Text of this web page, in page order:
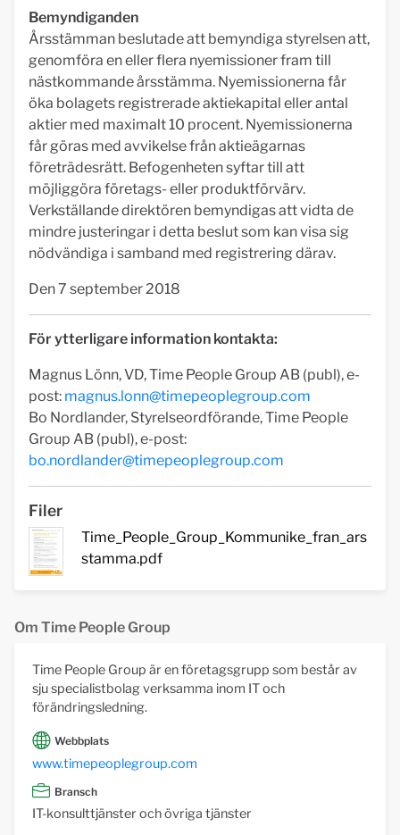
Bemyndiganden
Årsstämman beslutade att bemyndiga styrelsen att,
genomföra en eller flera nyemissioner fram till
nästkommande årsstämma. Nyemissionerna får
öka bolagets registrerade aktiekapital eller antal
aktier med maximalt 10 procent. Nyemissionerna
får göras med avvikelse från aktieägarnas
företrädesrätt. Befogenheten syftar till att
möjliggöra företags- eller produktförvärv.
Verkställande direktören bemyndigas att vidta de
mindre justeringar i detta beslut som kan visa sig
nödvändiga i samband med registrering därav.
Den 7 september 2018
För ytterligare information kontakta:
Magnus Lönn, VD, Time People Group AB (publ), e-
post: magnus.lonn@timepeoplegroup.com
Bo Nordlander, Styrelseordförande, Time People
Group AB (publ), e-post:
bo.nordlander@timepeoplegroup.com
Filer
Time_People_Group_Kommunike_fran_ars
stamma.pdf
Om Time People Group
Time People Group är en företagsgrupp som består av
sju specialistbolag verksamma inom IT och
förändringsledning.
Webbplats
www.timepeoplegroup.com
Bransch
IT-konsulttjänster och övriga tjänster